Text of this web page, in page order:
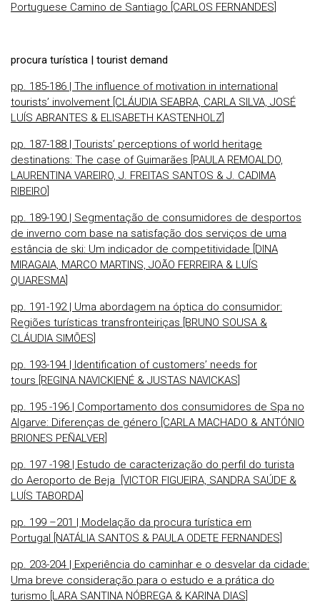
Portuguese Camino de Santiago [CARLOS FERNANDES]
procura turística | tourist demand
pp. 185-186 | The influence of motivation in international
tourists’ involvement [CLÁUDIA SEABRA, CARLA SILVA, JOSÉ
LUÍS ABRANTES & ELISABETH KASTENHOLZ]
pp. 187-188 | Tourists’ perceptions of world heritage
destinations: The case of Guimarães [PAULA REMOALDO,
LAURENTINA VAREIRO, J. FREITAS SANTOS & J. CADIMA
RIBEIRO]
pp. 189-190 | Segmentação de consumidores de desportos
de inverno com base na satisfação dos serviços de uma
estância de ski: Um indicador de competitividade [DINA
MIRAGAIA, MARCO MARTINS, JOÃO FERREIRA & LUÍS
QUARESMA]
pp. 191-192 | Uma abordagem na óptica do consumidor:
Regiões turísticas transfronteiriças [BRUNO SOUSA &
CLÁUDIA SIMÕES]
pp. 193-194 | Identification of customers’ needs for
tours [REGINA NAVICKIENÉ & JUSTAS NAVICKAS]
pp. 195 -196 | Comportamento dos consumidores de Spa no
Algarve: Diferenças de género [CARLA MACHADO & ANTÓNIO
BRIONES PEÑALVER]
pp. 197 -198 | Estudo de caracterização do perfil do turista
do Aeroporto de Beja [VICTOR FIGUEIRA, SANDRA SAÚDE &
LUÍS TABORDA]
pp. 199 –201 | Modelação da procura turística em
Portugal [NATÁLIA SANTOS & PAULA ODETE FERNANDES]
pp. 203-204 | Experiência do caminhar e o desvelar da cidade:
Uma breve consideração para o estudo e a prática do
turismo [LARA SANTINA NÓBREGA & KARINA DIAS]